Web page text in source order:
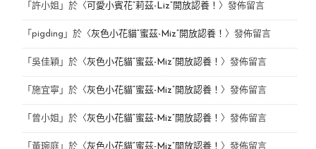
「 許小姐 」於〈 可愛小賓花“莉茲-Liz”開放認養！ 〉發佈留言
「 pigding 」於〈灰色小花貓“蜜茲-Miz”開放認養！ 〉發佈留言
「 吳佳穎 」於〈灰色小花貓“蜜茲-Miz”開放認養！ 〉發佈留言
「 施宜寧 」於〈灰色小花貓“蜜茲-Miz”開放認養！ 〉發佈留言
「 曾小姐 」於〈灰色小花貓“蜜茲-Miz”開放認養！ 〉發佈留言
「 黃琬庭」於〈灰色小花貓“蜜茲-Miz”開放認養！ 〉發佈留言